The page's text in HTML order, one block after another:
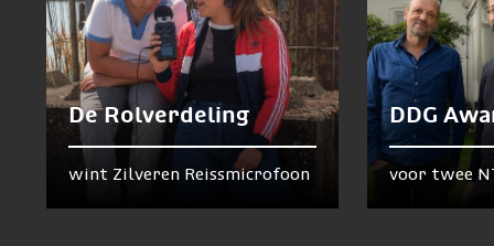
De Rolverdeling
wint Zilveren Reissmicrofoon
DDG
voor twee